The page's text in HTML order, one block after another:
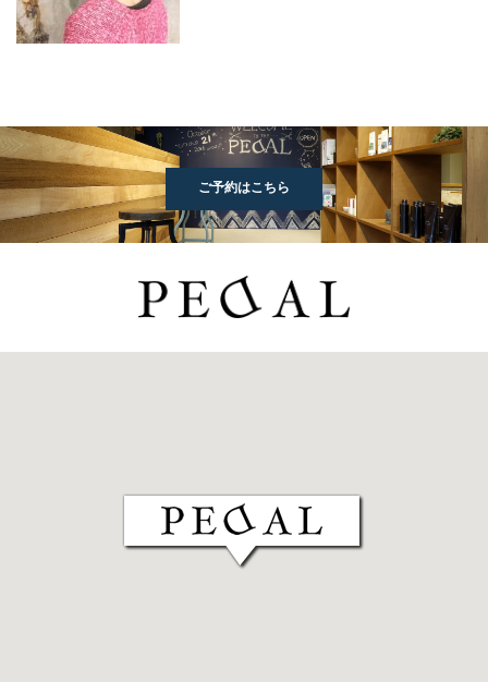
ご予約はこちら